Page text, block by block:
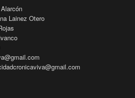
Lainez Otero